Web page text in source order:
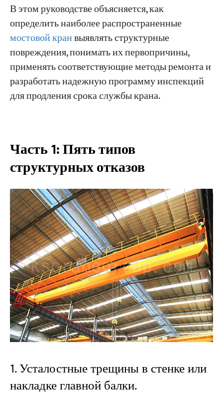
Контроль тепловых эффектов
Устраняйте мелкие дефекты на ранней
стадии.
Нужна помощь эксперта?
В этом руководстве объясняется, как
определить наиболее распространенные
мостовой кранвыявлять структурные
повреждения, понимать их первопричины,
применять соответствующие методы ремонта и
разработать надежную программу инспекций
для продления срока службы крана.
Часть 1: Пять типов
структурных отказов
1. Усталостные трещины в стенке или
накладке главной балки.